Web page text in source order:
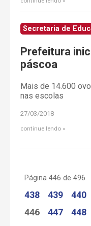
Secretaria de
Prefeitura
páscoa
Mais de 14.600
nas escolas
27/03/2018
continue lendo
Página 446 de 496
438
439 440
446
447 448